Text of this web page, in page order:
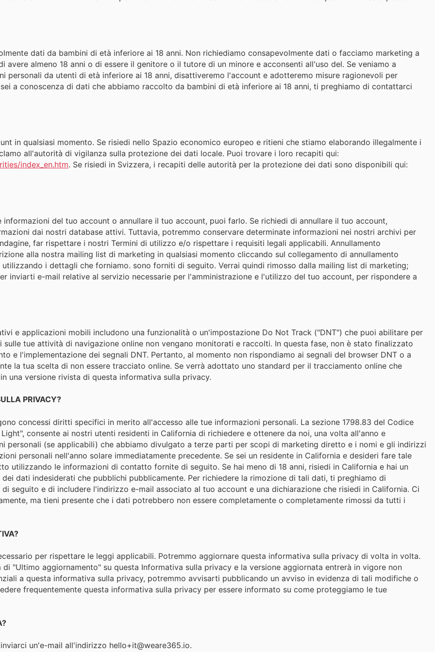
dati da bambini di età inferiore ai 18 anni. Non richiediamo consapevolmente dati o facciamo marketing a
almeno 18 anni o di essere il genitore o il tutore di un minore e acconsenti all'uso del. Se veniamo a
da utenti di età inferiore ai 18 anni, disattiveremo l'account e adotteremo misure ragionevoli per
a conoscenza di dati che abbiamo raccolto da bambini di età inferiore ai 18 anni, ti preghiamo di contattarci
in qualsiasi momento. Se risiedi nello Spazio economico europeo e ritieni che stiamo elaborando illegalmente i
all'autorità di vigilanza sulla protezione dei dati locale. Puoi trovare i loro recapiti qui:
index_en.htm. Se risiedi in Svizzera, i recapiti delle autorità per la protezione dei dati sono disponibili qui:
del tuo account o annullare il tuo account, puoi farlo. Se richiedi di annullare il tuo account,
dai nostri database attivi. Tuttavia, potremmo conservare determinate informazioni nei nostri archivi per
far rispettare i nostri Termini di utilizzo e/o rispettare i requisiti legali applicabili. Annullamento
alla nostra mailing list di marketing in qualsiasi momento cliccando sul collegamento di annullamento
i dettagli che forniamo. sono forniti di seguito. Verrai quindi rimosso dalla mailing list di marketing;
inviarti e-mail relative al servizio necessarie per l'amministrazione e l'utilizzo del tuo account, per rispondere a
e applicazioni mobili includono una funzionalità o un'impostazione Do Not Track ("DNT") che puoi abilitare per
tue attività di navigazione online non vengano monitorati e raccolti. In questa fase, non è stato finalizzato
e l'implementazione dei segnali DNT. Pertanto, al momento non rispondiamo ai segnali del browser DNT o a
la tua scelta di non essere tracciato online. Se verrà adottato uno standard per il tracciamento online che
una versione rivista di questa informativa sulla privacy.
PRIVACY?
concessi diritti specifici in merito all'accesso alle tue informazioni personali. La sezione 1798.83 del Codice
consente ai nostri utenti residenti in California di richiedere e ottenere da noi, una volta all'anno e
personali (se applicabili) che abbiamo divulgato a terze parti per scopi di marketing diretto e i nomi e gli indirizzi
personali nell'anno solare immediatamente precedente. Se sei un residente in California e desideri fare tale
utilizzando le informazioni di contatto fornite di seguito. Se hai meno di 18 anni, risiedi in California e hai un
dati indesiderati che pubblichi pubblicamente. Per richiedere la rimozione di tali dati, ti preghiamo di
seguito e di includere l'indirizzo e-mail associato al tuo account e una dichiarazione che risiedi in California. Ci
ma tieni presente che i dati potrebbero non essere completamente o completamente rimossi da tutti i
per rispettare le leggi applicabili. Potremmo aggiornare questa informativa sulla privacy di volta in volta.
"Ultimo aggiornamento" su questa Informativa sulla privacy e la versione aggiornata entrerà in vigore non
a questa informativa sulla privacy, potremmo avvisarti pubblicando un avviso in evidenza di tali modifiche o
frequentemente questa informativa sulla privacy per essere informato su come proteggiamo le tue
un'e-mail all'indirizzo hello+it@weare365.io.